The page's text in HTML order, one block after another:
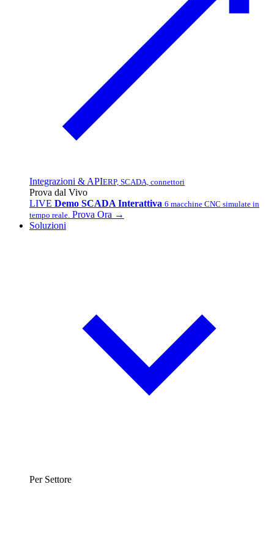
Integrazioni & APIERP, SCADA, connettori
Prova dal Vivo
LIVE Demo SCADA Interattiva 6 macchine CNC simulate in
tempo reale. Prova Ora →
Soluzioni
Per Settore